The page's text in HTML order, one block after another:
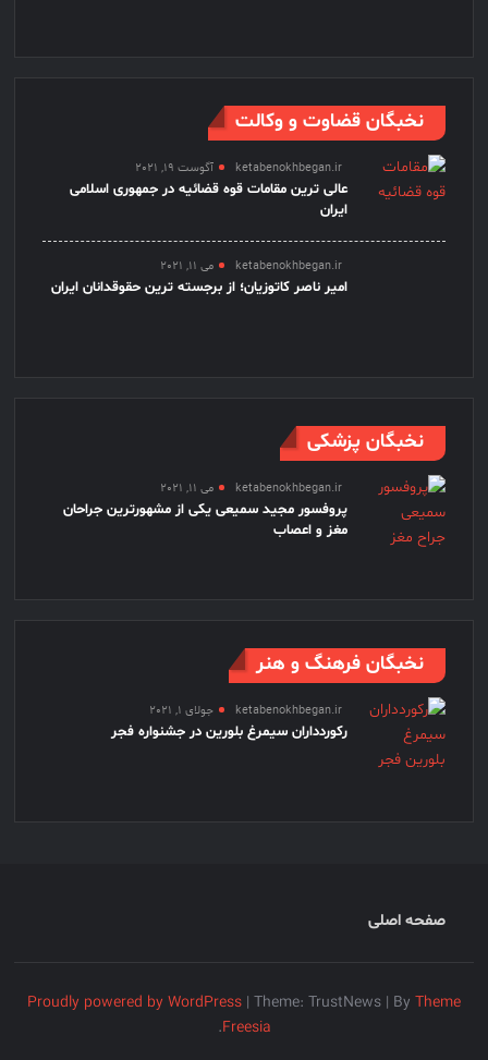
نخبگان قضاوت و وکالت
ketabenokhbegan.ir آگوست 19, 2021
عالی ترین مقامات قوه قضائیه در جمهوری اسلامی
ایران
ketabenokhbegan.ir می 11, 2021
امیر ناصر کاتوزیان؛ از برجسته ترین حقوقدانان ایران
نخبگان پزشکی
ketabenokhbegan.ir می 11, 2021
پروفسور مجید سمیعی یکی از مشهورترین جراحان
مغز و اعصاب
نخبگان فرهنگ و هنر
ketabenokhbegan.ir جولای 1, 2021
رکوردداران سیمرغ بلورین در جشنواره فجر
صفحه اصلی
Proudly powered by WordPress | Theme: TrustNews | By Theme
Freesia
.